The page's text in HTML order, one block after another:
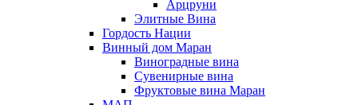
Арцруни
Элитные Вина
Гордость Нации
Винный дом Маран
Виноградные вина
Сувенирные вина
Фруктовые вина Маран